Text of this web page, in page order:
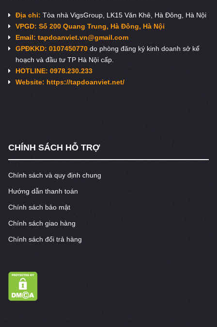
Địa chỉ:Tòa nhà VigsGroup, LK15 Văn Khê, Hà Đông, Hà Nội
VPGD: Số 200 Quang Trung, Hà Đông, Hà Nội
Email:tapdoanviet.vn@gmail.com
GPĐKKD: 0107450770do phòng đăng ký kinh doanh sở kế
hoạch và đầu tư TP Hà Nội cấp.
HOTLINE: 0978.230.233
Website: https://tapdoanviet.net/
CHÍNH SÁCH HỖ TRỢ
Chính sách và quy định chung
Hướng dẫn thanh toán
Chính sách bảo mật
Chính sách giao hàng
Chính sách đổi trả hàng